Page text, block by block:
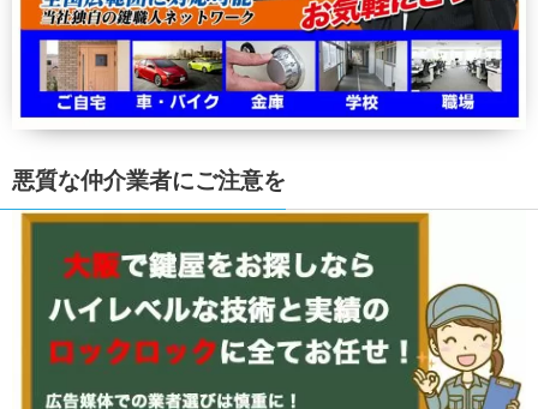
悪質な仲介業者にご注意を